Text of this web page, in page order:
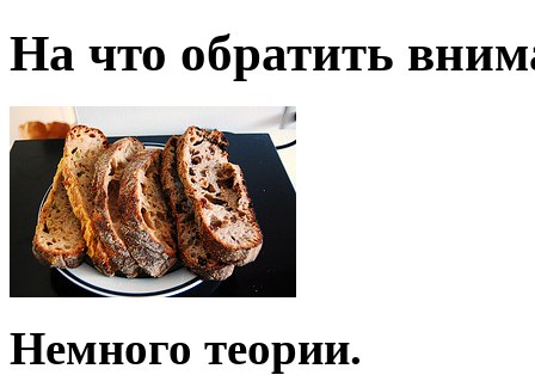
На что обратить
Немного теории.